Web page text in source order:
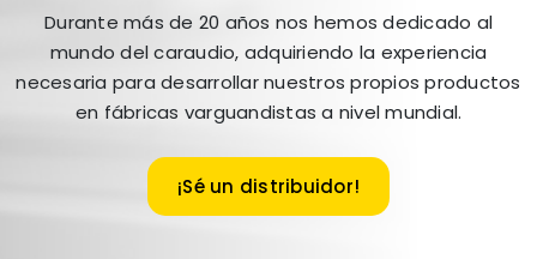
Durante más de 20 años nos hemos dedicado al
mundo del caraudio, adquiriendo la experiencia
necesaria para desarrollar nuestros propios productos
en fábricas varguandistas a nivel mundial.
¡Sé un distribuidor!